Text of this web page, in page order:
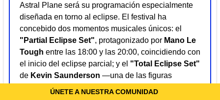
ÚNETE A NUESTRA COMUNIDAD
Astral Plane será su programación especialmente
diseñada en torno al eclipse. El festival ha
concebido dos momentos musicales únicos: el
"Partial Eclipse Set", protagonizado por Mano Le
Tough entre las 18:00 y las 20:00, coincidiendo con
el inicio del eclipse parcial; y el "Total Eclipse Set"
de Kevin Saunderson —una de las figuras
fundacionales del techno de Detroit—, un set de